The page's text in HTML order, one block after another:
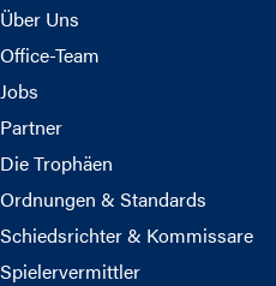
Über Uns
Office-Team
Jobs
Partner
Die Trophäen
Ordnungen & Standards
Schiedsrichter & Kommissare
Spielervermittler